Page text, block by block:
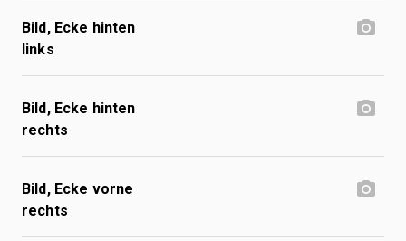
Bild, Ecke hinten
links
Bild, Ecke hinten
rechts
Bild, Ecke vorne
rechts